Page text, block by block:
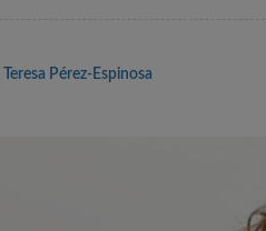
Teresa Pérez-Espinosa